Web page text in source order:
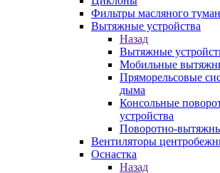
Фильтры масляного
Вытяжные устройства
Назад
Вытяжные
Мобильные
Пряморельсовые
дыма
Консольные
устройства
Поворотно-
Вентиляторы
Оснастка
Назад